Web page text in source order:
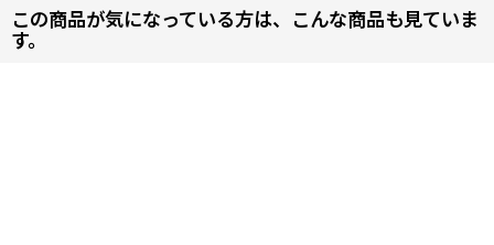
この商品が気になっている方は、こんな商品も見ていま
す。